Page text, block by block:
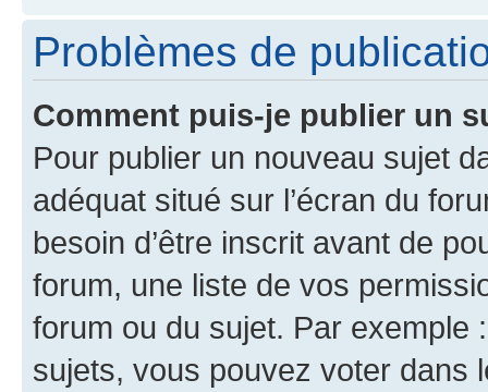
Problèmes de
Comment puis-je publier un
Pour publier un nouveau sujet
adéquat situé sur l’écran du
besoin d’être inscrit avant de
forum, une liste de vos
forum ou du sujet. Par exemple
sujets, vous pouvez voter dans